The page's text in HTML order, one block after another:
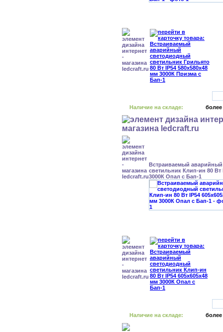
Наличие на складе: более
Встраиваемый
светильник Клип-ин 80 Вт
3000К Опал с Бап-1
Наличие на складе: более